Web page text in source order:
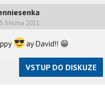
března 2011
ay David!! 😁
VSTUP DO DISKUZE